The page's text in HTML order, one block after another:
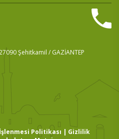
Şehitkamil / GAZİANTEP
Politikası | Gizlilik